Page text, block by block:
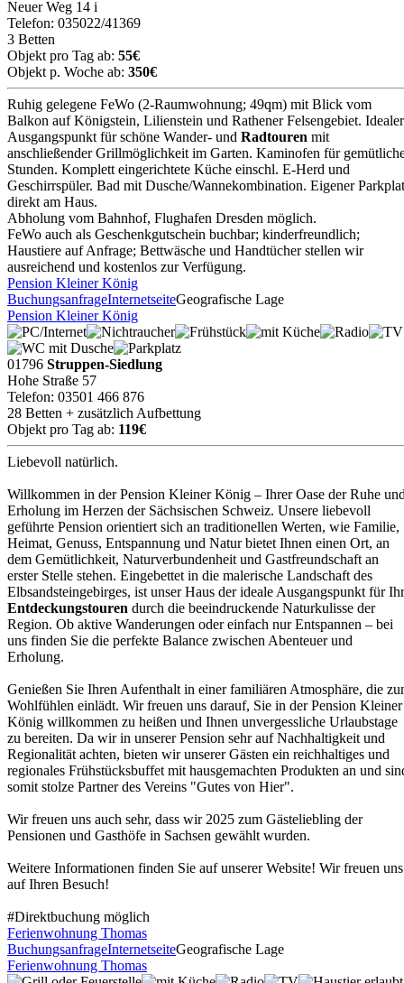
Neuer Weg 14 i
Telefon: 035022/41369
3 Betten
Objekt pro Tag ab: 55€
Objekt p. Woche ab: 350€
Ruhig gelegene FeWo (2-Raumwohnung; 49qm) mit Blick vom
Balkon auf Königstein, Lilienstein und Rathener Felsengebiet. Idealer
Ausgangspunkt für schöne Wander- und Radtouren mit
anschließender Grillmöglichkeit im Garten. Kaminofen für
Stunden. Komplett eingerichtete Küche einschl. E-Herd und
Geschirrspüler. Bad mit Dusche/Wannekombination. Eigener
direkt am Haus.
Abholung vom Bahnhof, Flughafen Dresden möglich.
FeWo auch als Geschenkgutschein buchbar; kinderfreundlich;
Haustiere auf Anfrage; Bettwäsche und Handtücher stellen wir
ausreichend und kostenlos zur Verfügung.
Pension Kleiner König
BuchungsanfrageInternetseiteGeografische Lage
Pension Kleiner König
01796 Struppen-Siedlung
Hohe Straße 57
Telefon: 03501 466 876
28 Betten + zusätzlich Aufbettung
Objekt pro Tag ab: 119€
Liebevoll natürlich.
Willkommen in der Pension Kleiner König – Ihrer Oase der Ruhe
Erholung im Herzen der Sächsischen Schweiz. Unsere liebevoll
geführte Pension orientiert sich an traditionellen Werten, wie Familie,
Heimat, Genuss, Entspannung und Natur bietet Ihnen einen Ort, an
dem Gemütlichkeit, Naturverbundenheit und Gastfreundschaft an
erster Stelle stehen. Eingebettet in die malerische Landschaft des
Elbsandsteingebirges, ist unser Haus der ideale Ausgangspunkt für
Entdeckungstouren durch die beeindruckende Naturkulisse der
Region. Ob aktive Wanderungen oder einfach nur Entspannen – bei
uns finden Sie die perfekte Balance zwischen Abenteuer und
Erholung.
Genießen Sie Ihren Aufenthalt in einer familiären Atmosphäre, die
Wohlfühlen einlädt. Wir freuen uns darauf, Sie in der Pension Kleiner
König willkommen zu heißen und Ihnen unvergessliche Urlaubstage
zu bereiten. Da wir in unserer Pension sehr auf Nachhaltigkeit und
Regionalität achten, bieten wir unserer Gästen ein reichhaltiges und
regionales Frühstücksbuffet mit hausgemachten Produkten an und
somit stolze Partner des Vereins "Gutes von Hier".
Wir freuen uns auch sehr, dass wir 2025 zum Gästeliebling der
Pensionen und Gasthöfe in Sachsen gewählt wurden.
Weitere Informationen finden Sie auf unserer Website! Wir freuen uns
auf Ihren Besuch!
#Direktbuchung möglich
Ferienwohnung Thomas
BuchungsanfrageInternetseiteGeografische Lage
Ferienwohnung Thomas